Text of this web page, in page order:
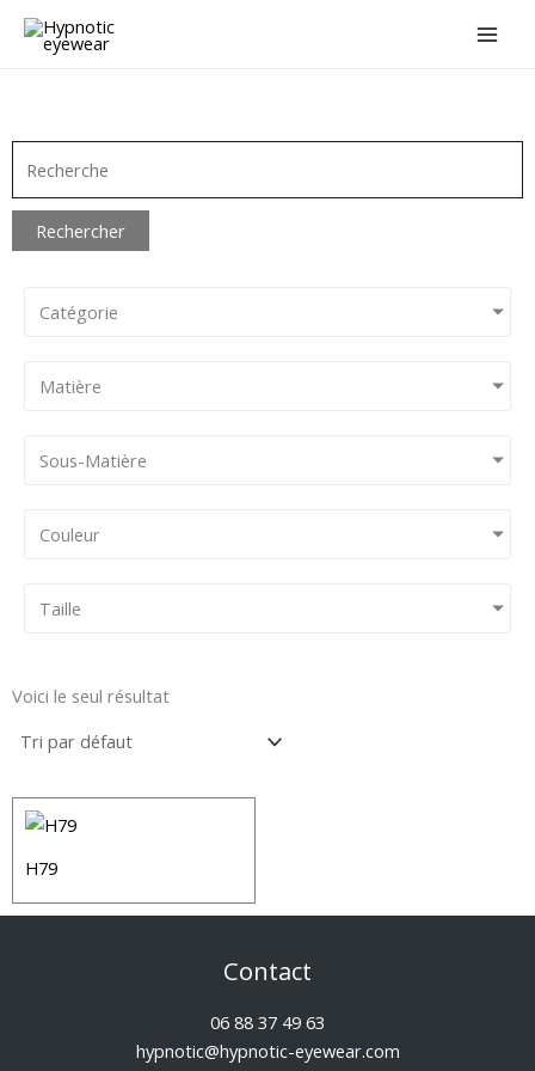
Aller
Rechercher
Catégorie
Matière
Sous-Matière
Couleur
Taille
Voici le seul résultat
H79
Contact
06 88 37 49 63
hypnotic@hypnotic-eyewear.com